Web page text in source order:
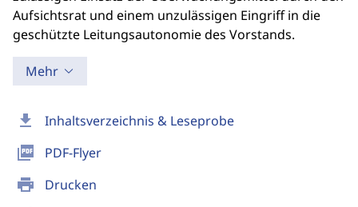
download Inhaltsverzeichnis & Leseprobe
picture_as_pdf PDF-Flyer
print Drucken
Aufsichtsrat und einem unzulässigen Eingriff in die
geschützte Leitungsautonomie des Vorstands.
Mehr